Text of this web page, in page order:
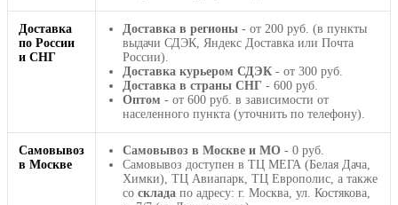
Доставка
по России
и СНГ
Доставка в регионы - от 200 руб. (в пункты
выдачи СДЭК, Яндекс Доставка или Почта
России).
Доставка курьером СДЭК - от 300 руб.
Доставка в страны СНГ - 600 руб.
Оптом - от 600 руб. в зависимости от
населенного пункта (уточнить по телефону).
Самовывоз
в Москве
Самовывоз в Москве и МО - 0 руб.
Самовывоз доступен в ТЦ МЕГА (Белая Дача,
Химки), ТЦ Авиапарк, ТЦ Европолис, а также
со склада по адресу: г. Москва, ул. Костякова,